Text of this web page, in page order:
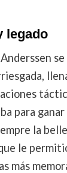
legado
se
para
la
le
más